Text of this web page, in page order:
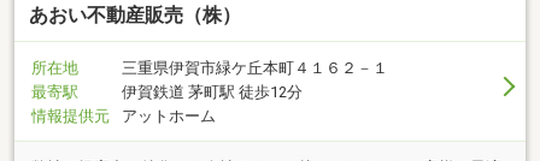
る日を楽しみにしています。
あおい不動産販売（株）
所在地
三重県伊賀市緑ケ丘本町４１６２－１
最寄駅
伊賀鉄道 茅町駅 徒歩12分
情報提供元
アットホーム